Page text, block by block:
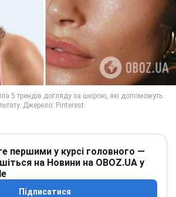
першими у курсі головного —
на Новини на OBOZ.UA у
Підписатися